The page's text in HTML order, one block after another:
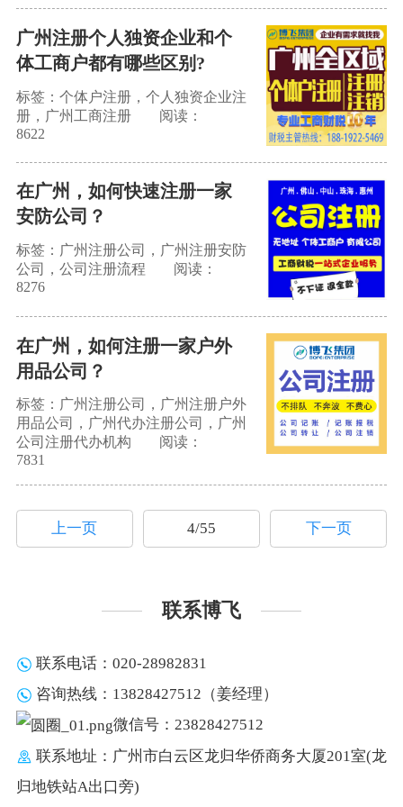
广州注册个人独资企业和个
体工商户都有哪些区别?
标签：个体户注册，个人独资企业注
册，广州工商注册
阅读：
8622
在广州，如何快速注册一家
安防公司？
标签：广州注册公司，广州注册安防
公司，公司注册流程
阅读：
8276
在广州，如何注册一家户外
用品公司？
标签：广州注册公司，广州注册户外
用品公司，广州代办注册公司，广州
公司注册代办机构
阅读：
7831
上一页 4/55 下一页
联系博飞
联系电话：020-28982831
咨询热线：13828427512（姜经理）
微信号：23828427512
联系地址：广州市白云区龙归华侨商务大厦201室(龙
归地铁站A出口旁)